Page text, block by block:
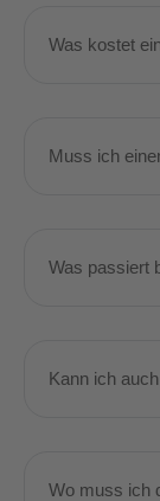
Was kostet
Muss ich
Was passiert
Kann ich
Wo muss ich